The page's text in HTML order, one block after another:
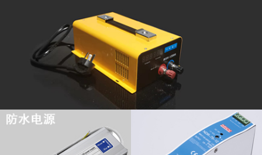
查看更多